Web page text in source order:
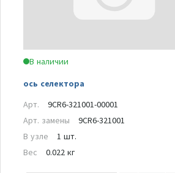
В наличии
ось селектора
Арт.
9CR6-321001-00001
Арт. замены
9CR6-321001
В узле
1 шт.
Вес
0.022 кг